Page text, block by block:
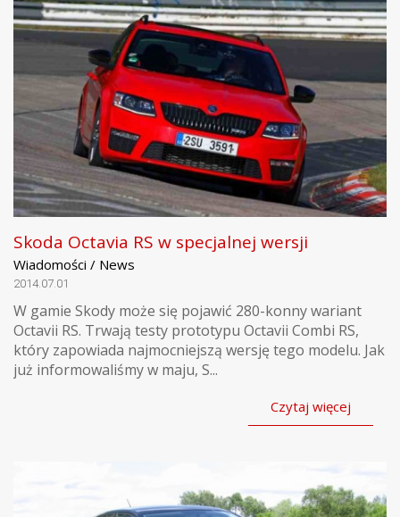
Skoda Octavia RS w specjalnej wersji
Wiadomości / News
2014.07.01
W gamie Skody może się pojawić 280-konny wariant
Octavii RS. Trwają testy prototypu Octavii Combi RS,
który zapowiada najmocniejszą wersję tego modelu. Jak
już informowaliśmy w maju, S...
Czytaj więcej